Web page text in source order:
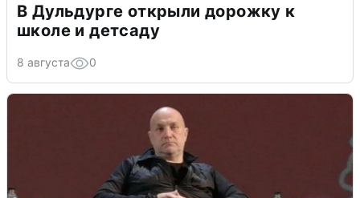
В Дульдурге открыли дорожку к
школе и детсаду
8 августа 0